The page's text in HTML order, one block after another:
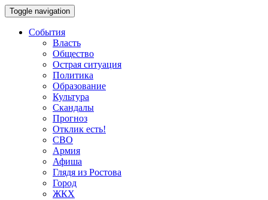
Toggle navigation
События
Власть
Общество
Острая ситуация
Политика
Образование
Культура
Скандалы
Прогноз
Отклик есть!
СВО
Армия
Афиша
Глядя из Ростова
Город
ЖКХ